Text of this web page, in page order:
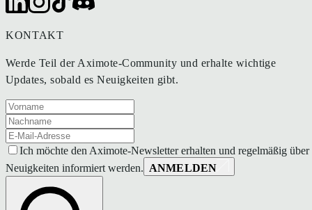
KONTAKT
Werde Teil der Aximote-Community und erhalte wichtige
Updates, sobald es Neuigkeiten gibt.
Ich möchte den Aximote-Newsletter erhalten und regelmäßig über
Neuigkeiten informiert werden. ANMELDEN